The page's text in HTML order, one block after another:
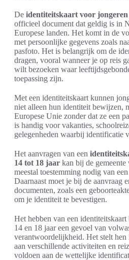
De identiteitskaart voor
officieel document dat geldig is in
Europese landen. Het komt in de
met persoonlijke gegevens zoals
pasfoto. Het is belangrijk om de
dragen, vooral wanneer je op reis
wilt bezoeken waar
toepassing zijn.
Met een identiteitskaart kunnen
niet alleen hun identiteit bewijzen,
Europese Unie zonder dat ze een
is handig voor vakanties,
gelegenheden waarbij identificatie
Het aanvragen van een
14 tot 18 jaar kan bij de
meestal toestemming nodig van
Daarnaast moet je bij de aanvraag
documenten, zoals een
om je identiteit te bevestigen.
Het hebben van een
14 en 18 jaar een gevoel van
verantwoordelijkheid. Het stelt hen
aan verschillende activiteiten en
voldoen aan de wettelijke